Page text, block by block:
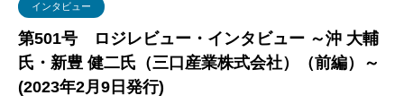
インタビュー
第501号 ロジレビュー・インタビュー ～沖 大輔
氏・新豊 健二氏（三口産業株式会社）（前編）～
(2023年2月9日発行)
物流品質